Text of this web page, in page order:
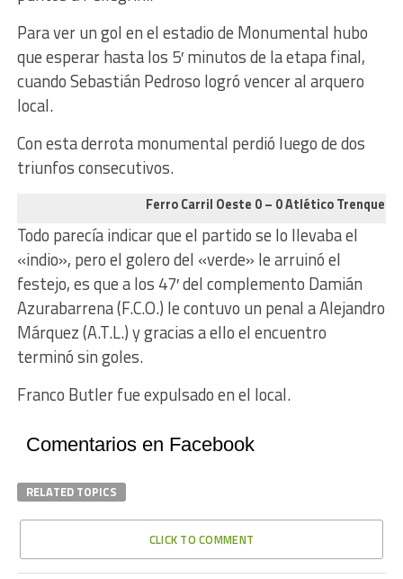
Para ver un gol en el estadio de Monumental hubo
que esperar hasta los 5′ minutos de la etapa final,
cuando Sebastián Pedroso logró vencer al arquero
local.
Con esta derrota monumental perdió luego de dos
triunfos consecutivos.
Ferro Carril Oeste 0 – 0 Atlético Trenque
Todo parecía indicar que el partido se lo llevaba el
«indio», pero el golero del «verde» le arruinó el
festejo, es que a los 47′ del complemento Damián
Azurabarrena (F.C.O.) le contuvo un penal a Alejandro
Márquez (A.T.L.) y gracias a ello el encuentro
terminó sin goles.
Franco Butler fue expulsado en el local.
Comentarios en Facebook
RELATED TOPICS
CLICK TO COMMENT